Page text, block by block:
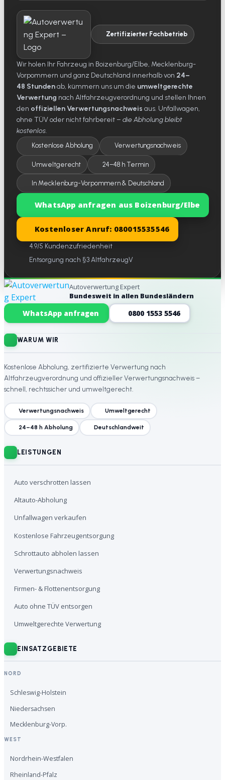
Zertifizierter Fachbetrieb
Wir holen Ihr Fahrzeug in Boizenburg/Elbe, Mecklenburg-
Vorpommern und ganz Deutschland innerhalb von 24–
48 Stundenab, kümmern uns um die umweltgerechte
Verwertung nach Altfahrzeugverordnung und stellen Ihnen
den offiziellen Verwertungsnachweis aus. Unfallwagen,
ohne TÜV oder nicht fahrbereit – die Abholung bleibt
kostenlos.
Kostenlose Abholung Verwertungsnachweis
Umweltgerecht 24–48 h Termin
In Mecklenburg-Vorpommern & Deutschland
WhatsApp anfragen aus Boizenburg/Elbe
Kostenloser Anruf: 080015535546
4.9/5 Kundenzufriedenheit
Entsorgung nach §3 AltfahrzeugV
Website-Footer
Autoverwertung Expert
Bundesweit in allen Bundesländern
WhatsApp anfragen 0800 1553 5546
WARUM WIR
Kostenlose Abholung, zertifizierte Verwertung nach
Altfahrzeugverordnung und offizieller Verwertungsnachweis –
schnell, rechtssicher und umweltgerecht.
Verwertungsnachweis Umweltgerecht
24–48 h Abholung Deutschlandweit
LEISTUNGEN
Auto verschrotten lassen
Altauto-Abholung
Unfallwagen verkaufen
Kostenlose Fahrzeugentsorgung
Schrottauto abholen lassen
Verwertungsnachweis
Firmen- & Flottenentsorgung
Auto ohne TÜV entsorgen
Umweltgerechte Verwertung
EINSATZGEBIETE
NORD
Schleswig-Holstein
Niedersachsen
Mecklenburg-Vorp.
WEST
Nordrhein-Westfalen
Rheinland-Pfalz